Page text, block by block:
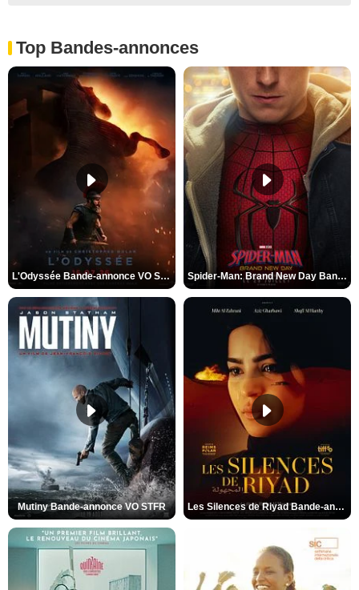
Top Bandes-annonces
L'Odyssée Bande-annonce VO STFR Spider-Man: Brand New Day Bande-annonce VO STFR
Mutiny Bande-annonce VO STFR Les Silences de Riyad Bande-annonce VO STFR